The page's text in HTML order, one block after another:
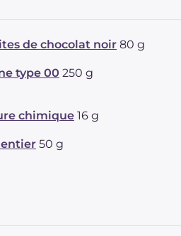
de chocolat noir 80 g
type 00 250 g
chimique 16 g
50 g